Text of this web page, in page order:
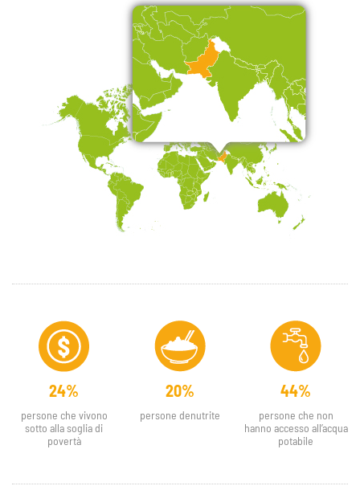
24%
persone che vivono
sotto alla soglia di
povertà
20%
persone denutrite
44%
persone che non
hanno accesso all’acqua
potabile